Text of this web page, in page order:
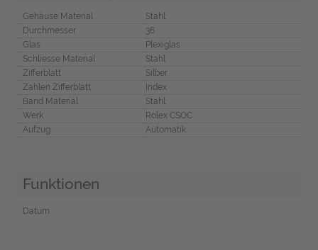
Gehäuse Material
Stahl
Durchmesser
36
Glas
Plexiglas
Schliesse Material
Stahl
Zifferblatt
Silber
Zahlen Zifferblatt
Index
Band Material
Stahl
Werk
Rolex CSOC
Aufzug
Automatik
Funktionen
Datum